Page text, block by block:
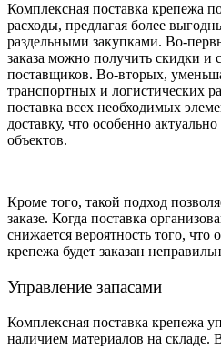
Комплексная поставка крепежа
расходы, предлагая более
раздельными закупками. Во-
заказа можно получить скидки и
поставщиков. Во-вторых,
транспортных и логистических
поставка всех необходимых
доставку, что особенно
объектов.
Кроме того, такой подход
заказе. Когда поставка
снижается вероятность того, что
крепежа будет заказан
Управление запасами
Комплексная поставка крепежа
наличием материалов на складе.